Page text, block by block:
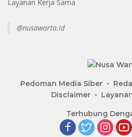
Layanan Kerja Sama
@nusawarta.id
Pedoman Media Siber
Disclaimer
Terhubung